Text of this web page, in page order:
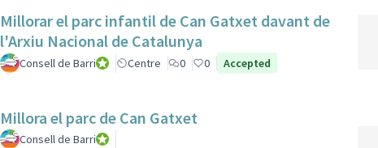
Millorar el parc infantil de Can Gatxet davant de
l'Arxiu Nacional de Catalunya
Consell de BarriConsell de Barri
Centre 0 0 Accepted
Millora el parc de Can Gatxet
Consell de BarriConsell de Barri